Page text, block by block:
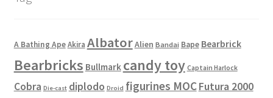
A Bathing Ape Akira AlbatorAlien Bandai Bape Bearbrick
Bearbricks Bullmark candy toy Captain Harlock
Cobra Die-cast diplodo Droid figurines MOCFutura 2000